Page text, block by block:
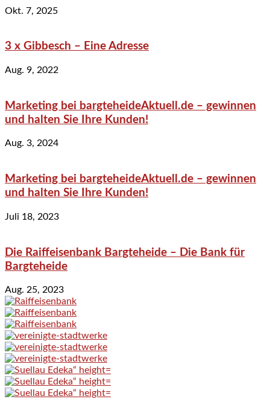
Okt. 7, 2025
3 x Gibbesch – Eine Adresse
Aug. 9, 2022
Marketing bei bargteheideAktuell.de – gewinnen
und halten Sie Ihre Kunden!
Aug. 3, 2024
Marketing bei bargteheideAktuell.de – gewinnen
und halten Sie Ihre Kunden!
Juli 18, 2023
Die Raiffeisenbank Bargteheide – Die Bank für
Bargteheide
Aug. 25, 2023